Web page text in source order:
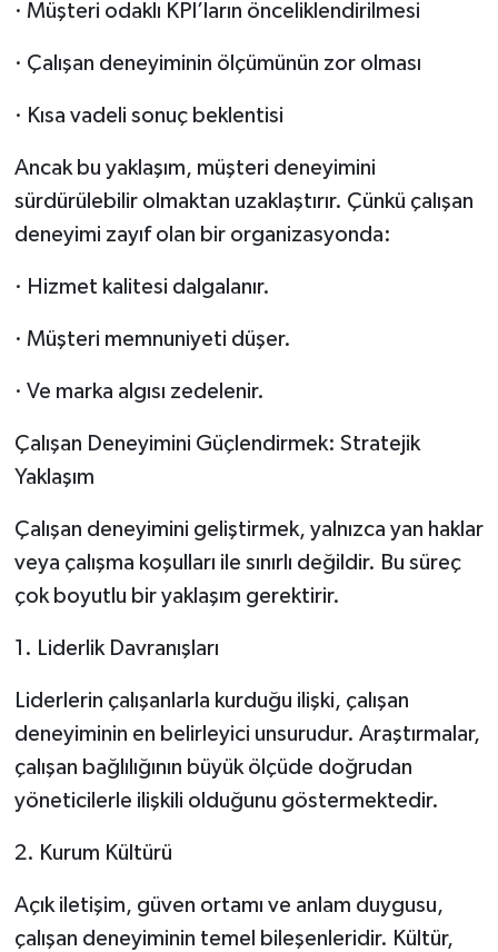
· Müşteri odaklı KPI’ların önceliklendirilmesi
· Çalışan deneyiminin ölçümünün zor olması
· Kısa vadeli sonuç beklentisi
Ancak bu yaklaşım, müşteri deneyimini
sürdürülebilir olmaktan uzaklaştırır. Çünkü çalışan
deneyimi zayıf olan bir organizasyonda:
· Hizmet kalitesi dalgalanır.
· Müşteri memnuniyeti düşer.
· Ve marka algısı zedelenir.
Çalışan Deneyimini Güçlendirmek: Stratejik
Yaklaşım
Çalışan deneyimini geliştirmek, yalnızca yan haklar
veya çalışma koşulları ile sınırlı değildir. Bu süreç
çok boyutlu bir yaklaşım gerektirir.
1. Liderlik Davranışları
Liderlerin çalışanlarla kurduğu ilişki, çalışan
deneyiminin en belirleyici unsurudur. Araştırmalar,
çalışan bağlılığının büyük ölçüde doğrudan
yöneticilerle ilişkili olduğunu göstermektedir.
2. Kurum Kültürü
Açık iletişim, güven ortamı ve anlam duygusu,
çalışan deneyiminin temel bileşenleridir. Kültür,